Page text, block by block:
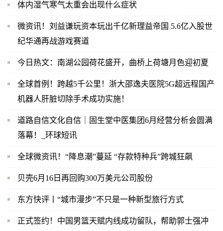
体内湿气寒气太重会出现什么症状
微资讯！刘益谦玩资本玩出千亿新理益帝国 5.6亿入股世
纪华通再战游戏赛道
今日热文：南湖公园荷花盛开，曲桥上荷塘月色迎初夏
全球首例！跨越5千公里！浙大邵逸夫医院5G超远程国产
机器人肝脏切除手术成功实施！
道路自信文化自信｜固生堂中医集团6月经营分析会圆满
落幕！_环球短讯
全球微资讯！“降息潮”蔓延 “存款特种兵”跨城狂飙
贝壳6月16日再回购300万美元公司股份
东方快评丨“城市漫步”不只是一种新型旅行方式
正式签约！中国男篮天赋内线成功留队，帮助郭士强冲